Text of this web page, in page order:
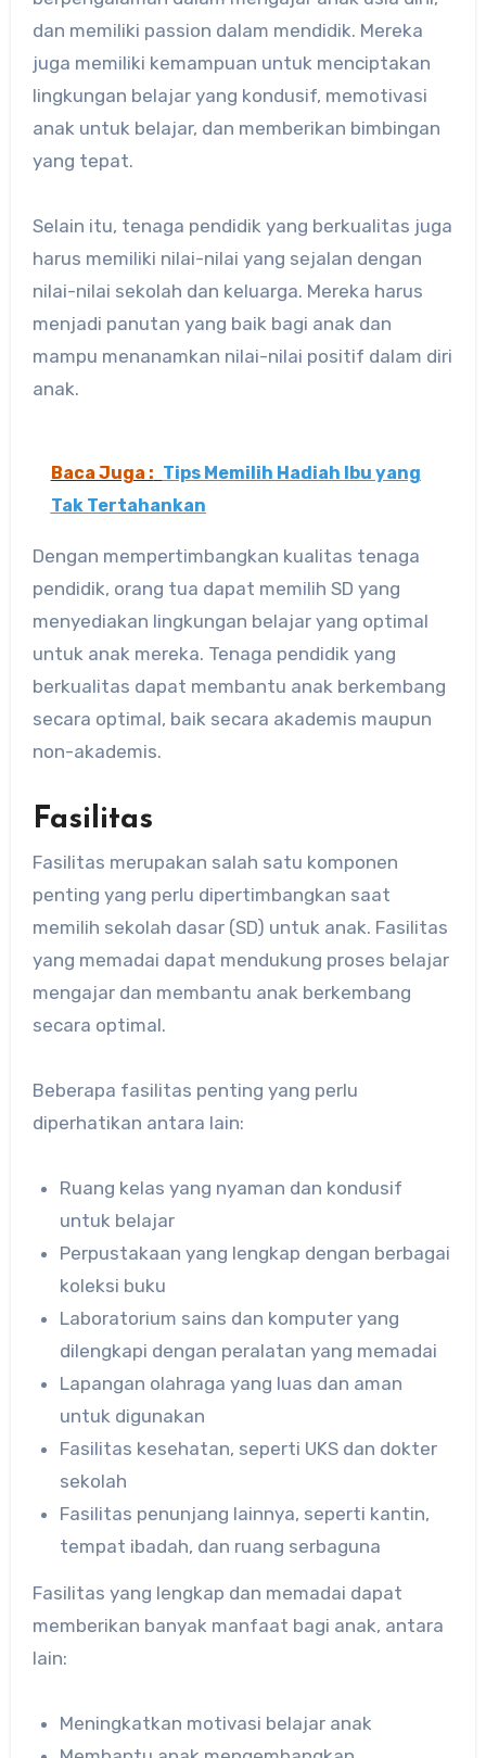
dan memiliki passion dalam mendidik. Mereka
juga memiliki kemampuan untuk menciptakan
lingkungan belajar yang kondusif, memotivasi
anak untuk belajar, dan memberikan bimbingan
yang tepat.
Selain itu, tenaga pendidik yang berkualitas juga
harus memiliki nilai-nilai yang sejalan dengan
nilai-nilai sekolah dan keluarga. Mereka harus
menjadi panutan yang baik bagi anak dan
mampu menanamkan nilai-nilai positif dalam diri
anak.
Baca Juga : Tips Memilih Hadiah Ibu yang
Tak Tertahankan
Dengan mempertimbangkan kualitas tenaga
pendidik, orang tua dapat memilih SD yang
menyediakan lingkungan belajar yang optimal
untuk anak mereka. Tenaga pendidik yang
berkualitas dapat membantu anak berkembang
secara optimal, baik secara akademis maupun
non-akademis.
Fasilitas
Fasilitas merupakan salah satu komponen
penting yang perlu dipertimbangkan saat
memilih sekolah dasar (SD) untuk anak. Fasilitas
yang memadai dapat mendukung proses belajar
mengajar dan membantu anak berkembang
secara optimal.
Beberapa fasilitas penting yang perlu
diperhatikan antara lain:
Ruang kelas yang nyaman dan kondusif
untuk belajar
Perpustakaan yang lengkap dengan berbagai
koleksi buku
Laboratorium sains dan komputer yang
dilengkapi dengan peralatan yang memadai
Lapangan olahraga yang luas dan aman
untuk digunakan
Fasilitas kesehatan, seperti UKS dan dokter
sekolah
Fasilitas penunjang lainnya, seperti kantin,
tempat ibadah, dan ruang serbaguna
Fasilitas yang lengkap dan memadai dapat
memberikan banyak manfaat bagi anak, antara
lain:
Meningkatkan motivasi belajar anak